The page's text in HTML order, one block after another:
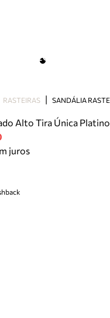
Arezzo
RASTEIRAS
Alto Tira Única Platino
juros